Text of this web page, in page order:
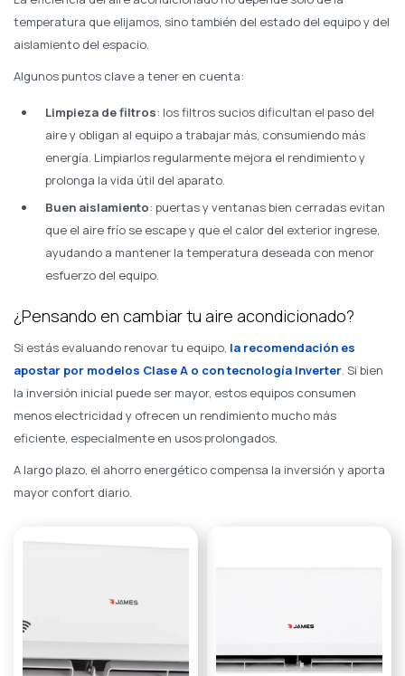
temperatura que elijamos, sino también del estado del equipo y del
aislamiento del espacio.
Algunos puntos clave a tener en cuenta:
Limpieza de filtros: los filtros sucios dificultan el paso del
aire y obligan al equipo a trabajar más, consumiendo más
energía. Limpiarlos regularmente mejora el rendimiento y
prolonga la vida útil del aparato.
Buen aislamiento: puertas y ventanas bien cerradas evitan
que el aire frío se escape y que el calor del exterior ingrese,
ayudando a mantener la temperatura deseada con menor
esfuerzo del equipo.
¿Pensando en cambiar tu aire acondicionado?
Si estás evaluando renovar tu equipo, la recomendación es
apostar por modelos Clase A o con tecnología Inverter. Si bien
la inversión inicial puede ser mayor, estos equipos consumen
menos electricidad y ofrecen un rendimiento mucho más
eficiente, especialmente en usos prolongados.
A largo plazo, el ahorro energético compensa la inversión y aporta
mayor confort diario.